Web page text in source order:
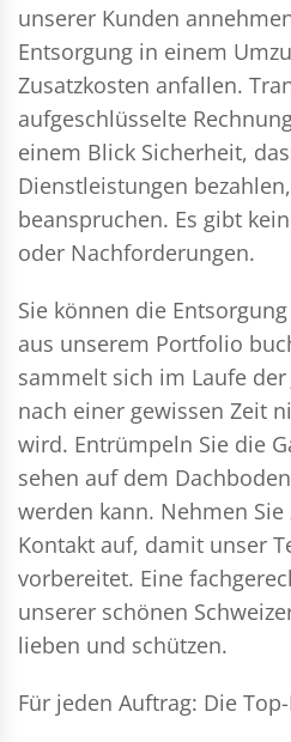
unserer Kunden
Entsorgung in einem
Zusatzkosten anfallen.
aufgeschlüsselte
einem Blick Sicherheit,
Dienstleistungen
beanspruchen. Es gibt
oder Nachforderungen.
Sie können die
aus unserem Portfolio
sammelt sich im Laufe der
nach einer gewissen Zeit
wird. Entrümpeln Sie die
sehen auf dem
werden kann. Nehmen Sie
Kontakt auf, damit unser
vorbereitet. Eine
unserer schönen
lieben und schützen.
Für jeden Auftrag: Die